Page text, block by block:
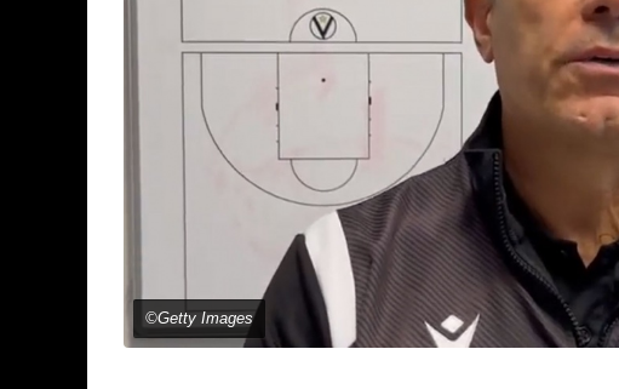
©Getty Images